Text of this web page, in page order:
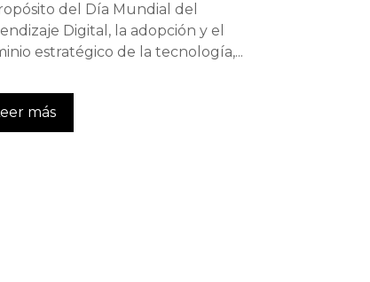
del Día Mundial del
Digital, la adopción y el
estratégico de la tecnología,...
más